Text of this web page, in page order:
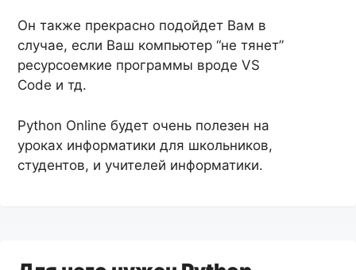
Он также прекрасно подойдет Вам в
случае, если Ваш компьютер “не тянет”
ресурсоемкие программы вроде VS
Code и тд.
Python Online будет очень полезен на
уроках информатики для школьников,
студентов, и учителей информатики.